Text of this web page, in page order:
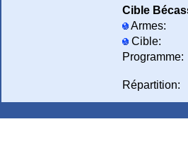
Cible
Armes:
Cible:
Programme:
Répartition: